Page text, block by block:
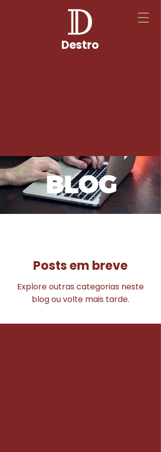
Destro
BLOG
Posts em breve
Explore outras categorias neste
blog ou volte mais tarde.